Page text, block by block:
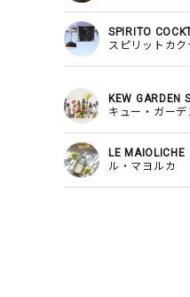
SPIRITO
スピリットカク
KEW GARDEN
キュー・ガーデ
LE MAIOLICHE
ル・マヨルカ